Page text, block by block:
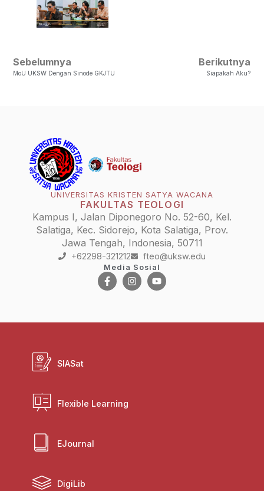
Sebelumnya
MoU UKSW Dengan Sinode GKJTU
Berikutnya
Siapakah Aku?
UNIVERSITAS KRISTEN SATYA WACANA
FAKULTAS TEOLOGI
Kampus I, Jalan Diponegoro No. 52-60, Kel.
Salatiga, Kec. Sidorejo, Kota Salatiga, Prov.
Jawa Tengah, Indonesia, 50711
+62298-321212 fteo@uksw.edu
Media Sosial
SIASat
Flexible Learning
EJournal
DigiLib